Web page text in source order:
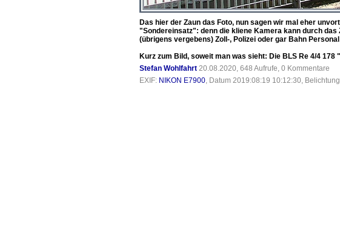
Das hier der Zaun das Foto, nun sagen wir mal eher
"Sondereinsatz": denn die kliene Kamera kann durch
(übrigens vergebens) Zoll-, Polizei oder gar Bahn
Kurz zum Bild, soweit man was sieht: Die BLS Re 4/4
Stefan Wohlfahrt 20.08.2020, 648 Aufrufe, 0 Kommentare
EXIF: NIKON E7900, Datum 2019:08:19 10:12:30,